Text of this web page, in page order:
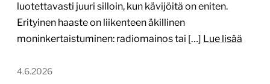
luotettavasti juuri silloin, kun kävijöitä on eniten.
Erityinen haaste on liikenteen äkillinen
moninkertaistuminen: radiomainos tai […] Lue lisää
4.6.2026